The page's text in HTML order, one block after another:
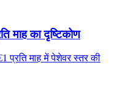
माह का दृष्टिकोण
प्रति माह में पेशेवर स्तर की